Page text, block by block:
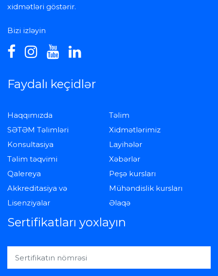
xidmətləri göstərir.
Bizi izləyin
Faydalı keçidlər
Haqqımızda
Təlim
SƏTƏM Təlimləri
Xidmətlərimiz
Konsultasiya
Layihələr
Təlim təqvimi
Xəbərlər
Qalereya
Peşə kursları
Akkreditasiya və
Lisenziyalar
Mühəndislik kursları
Əlaqə
Sertifikatları yoxlayın